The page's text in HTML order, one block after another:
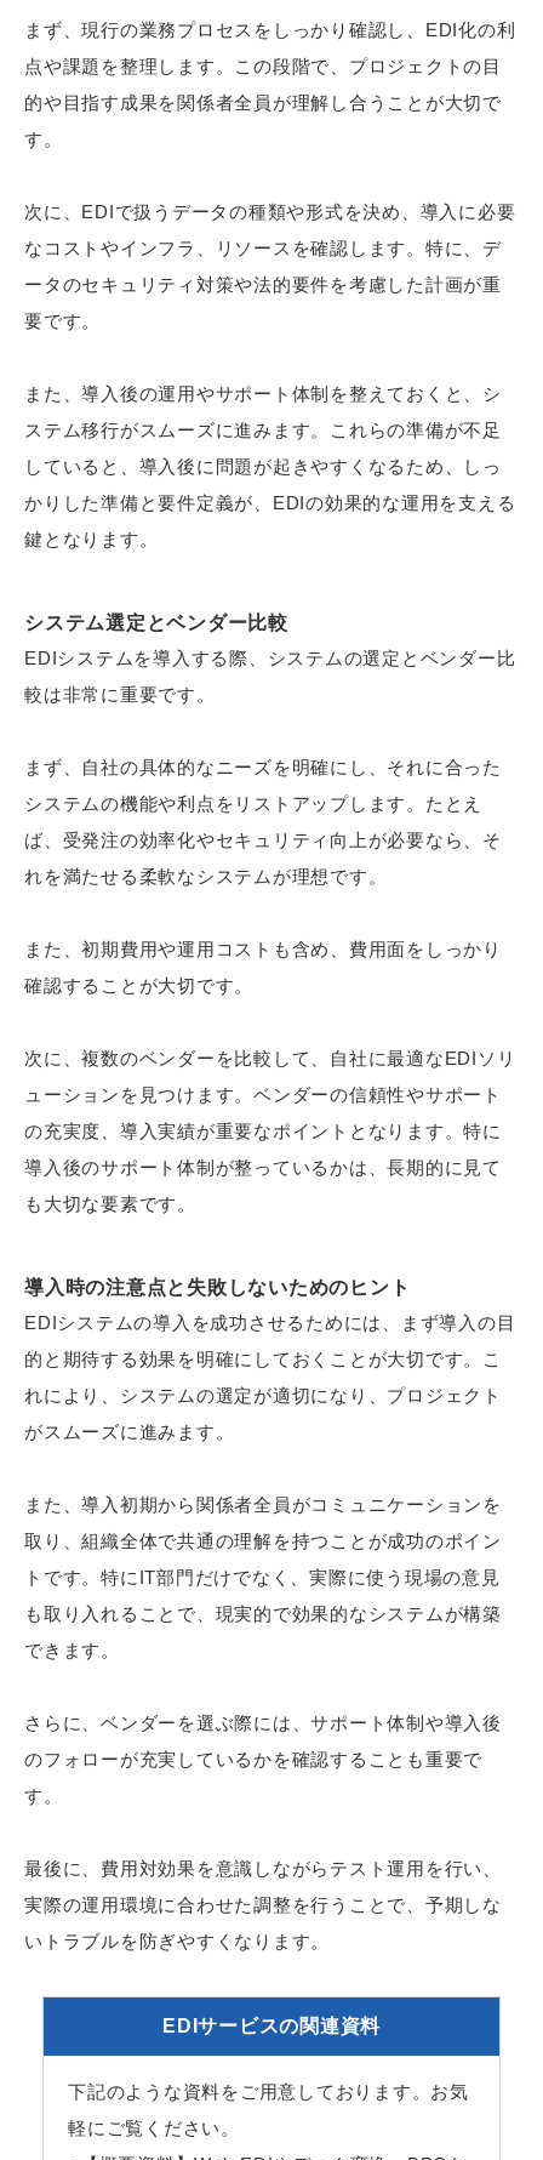
まず、現行の業務プロセスをしっかり確認し、EDI化の利
点や課題を整理します。この段階で、プロジェクトの目
的や目指す成果を関係者全員が理解し合うことが大切で
す。
次に、EDIで扱うデータの種類や形式を決め、導入に必要
なコストやインフラ、リソースを確認します。特に、デ
ータのセキュリティ対策や法的要件を考慮した計画が重
要です。
また、導入後の運用やサポート体制を整えておくと、シ
ステム移行がスムーズに進みます。これらの準備が不足
していると、導入後に問題が起きやすくなるため、しっ
かりした準備と要件定義が、EDIの効果的な運用を支える
鍵となります。
システム選定とベンダー比較
EDIシステムを導入する際、システムの選定とベンダー比
較は非常に重要です。
まず、自社の具体的なニーズを明確にし、それに合った
システムの機能や利点をリストアップします。たとえ
ば、受発注の効率化やセキュリティ向上が必要なら、そ
れを満たせる柔軟なシステムが理想です。
また、初期費用や運用コストも含め、費用面をしっかり
確認することが大切です。
次に、複数のベンダーを比較して、自社に最適なEDIソリ
ューションを見つけます。ベンダーの信頼性やサポート
の充実度、導入実績が重要なポイントとなります。特に
導入後のサポート体制が整っているかは、長期的に見て
も大切な要素です。
導入時の注意点と失敗しないためのヒント
EDIシステムの導入を成功させるためには、まず導入の目
的と期待する効果を明確にしておくことが大切です。こ
れにより、システムの選定が適切になり、プロジェクト
がスムーズに進みます。
また、導入初期から関係者全員がコミュニケーションを
取り、組織全体で共通の理解を持つことが成功のポイン
トです。特にIT部門だけでなく、実際に使う現場の意見
も取り入れることで、現実的で効果的なシステムが構築
できます。
さらに、ベンダーを選ぶ際には、サポート体制や導入後
のフォローが充実しているかを確認することも重要で
す。
最後に、費用対効果を意識しながらテスト運用を行い、
実際の運用環境に合わせた調整を行うことで、予期しな
いトラブルを防ぎやすくなります。
EDIサービスの関連資料
下記のような資料をご用意しております。お気
軽にご覧ください。